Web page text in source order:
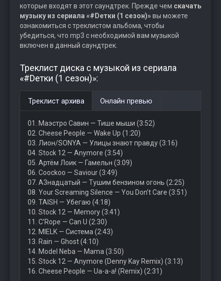
которые входят в этот саундтрек. Прежде чем скачать
музыку из сериала «#Dетки (1 сезон)»вы можете
ознакомиться с треклистом альбома, чтобы
убедиться, что mp3 с необходимой вам музыкой
включен в данный саундтрек.
Треклист диска с музыкой из сериала
«#Dетки (1 сезон)»:
Треклист архива Онлайн превью
01. Маэстро Савин — Тише мыши (3:52)
02. Cheese People — Wake Up (1:20)
03. Лион/SONYA — Улицы знают правду (3:16)
04. Stock 12 — Anymore (3:54)
05. Артём Лоик — Гамельн (3:09)
06. Coockoo — Saviour (3:49)
07. А3надцатый — Тушим бензином огонь (2:25)
08. Your Screaming Silence — You Don’t Care (3:51)
09. TAISH — Убегаю (4:18)
10. Stock 12 — Memory (3:41)
11. C’Rope — Can U (2:30)
12. MIELK — Система (2:43)
13. Rain — Ghost (4:10)
14. Model Neba — Mama (3:50)
15. Stock 12 — Anymore (Denny Kay Remix) (3:13)
16. Cheese People — Ua-a-a! (Remix) (2:31)